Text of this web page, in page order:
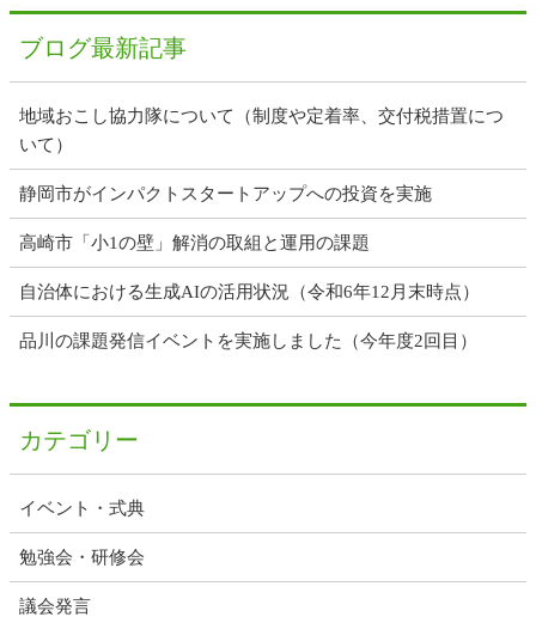
ブログ最新記事
地域おこし協力隊について（制度や定着率、交付税措置につ
いて）
静岡市がインパクトスタートアップへの投資を実施
高崎市「小1の壁」解消の取組と運用の課題
自治体における生成AIの活用状況（令和6年12月末時点）
品川の課題発信イベントを実施しました（今年度2回目）
カテゴリー
イベント・式典
勉強会・研修会
議会発言